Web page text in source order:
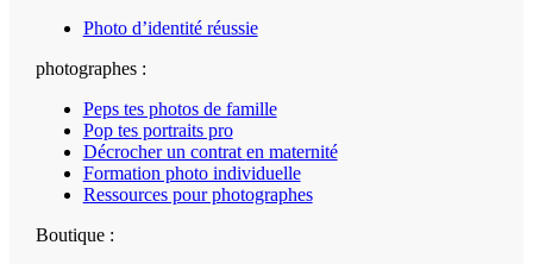
Photo d’identité réussie
photographes :
Peps tes photos de famille
Pop tes portraits pro
Décrocher un contrat en maternité
Formation photo individuelle
Ressources pour photographes
Boutique :